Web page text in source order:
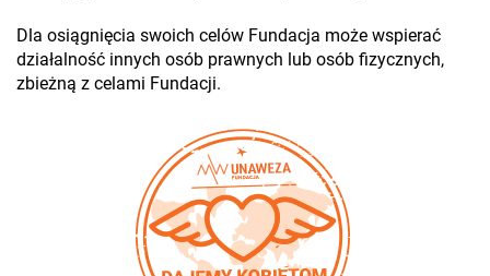
Dla osiągnięcia swoich celów Fundacja może wspierać
działalność innych osób prawnych lub osób fizycznych,
zbieżną z celami Fundacji.